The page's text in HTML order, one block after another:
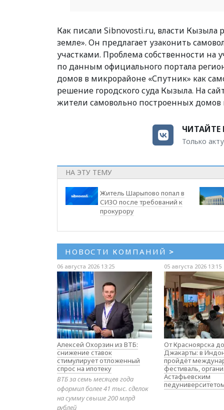
Как писали Sibnovosti.ru, власти Кызыла
земле». Он предлагает узаконить
участками. Проблема собственности на
по данным официального портала
домов в микрорайоне «Спутник» как
решение городского суда Кызыла. На
жители самовольно построенных домов
ЧИТАЙТЕ
Только
НА ЭТУ ТЕМУ
Житель Шарыпово попал в
СИЗО после требований к
прокурору
НОВОСТИ КОМПАНИЙ >
06 августа 2026 13:25
Алексей Охорзин из ВТБ:
снижение ставок
стимулирует отложенный
спрос на ипотеку
ВТБ за семь месяцев года
оформил более 41 тыс. сделок
на сумму свыше 200 млрд
рублей
05 августа 2026 13:15
От Красноярска до
Джакарты: в
пройдёт
фестиваль,
Астафьевским